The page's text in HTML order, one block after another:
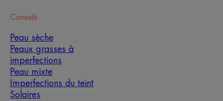
Conseils
Peau sèche
Peaux grasses à
imperfections
Peau mixte
Imperfections du teint
Solaires